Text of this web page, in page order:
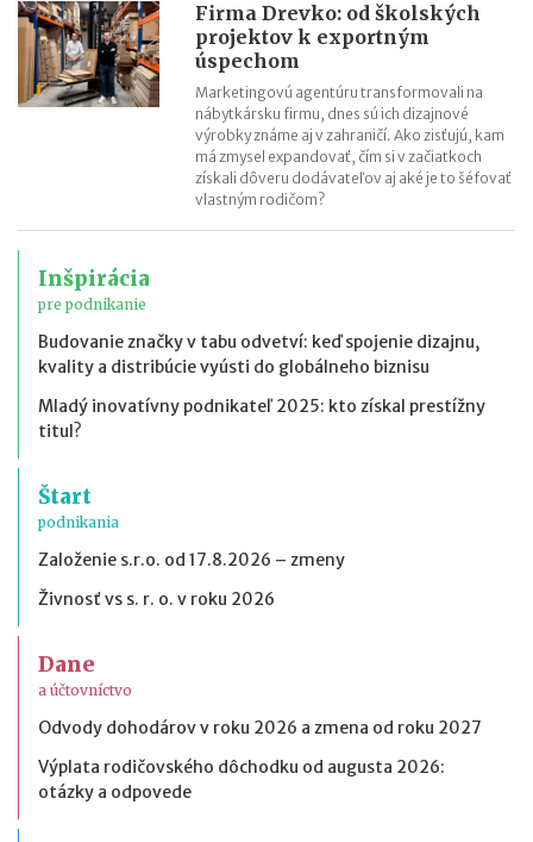
Firma Drevko: od školských
projektov k exportným
úspechom
Marketingovú agentúru transformovali na
nábytkársku firmu, dnes sú ich dizajnové
výrobky známe aj v zahraničí. Ako zisťujú, kam
má zmysel expandovať, čím si v začiatkoch
získali dôveru dodávateľov aj aké je to šéfovať
vlastným rodičom?
Inšpirácia
pre podnikanie
Budovanie značky v tabu odvetví: keď spojenie dizajnu,
kvality a distribúcie vyústi do globálneho biznisu
Mladý inovatívny podnikateľ 2025: kto získal prestížny
titul?
Štart
podnikania
Založenie s.r.o. od 17.8.2026 – zmeny
Živnosť vs s. r. o. v roku 2026
Dane
a účtovníctvo
Odvody dohodárov v roku 2026 a zmena od roku 2027
Výplata rodičovského dôchodku od augusta 2026:
otázky a odpovede